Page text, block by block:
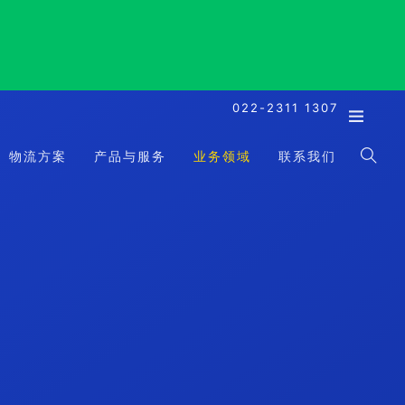
022-2311 1307
物流方案 产品与服务 业务领域 联系我们